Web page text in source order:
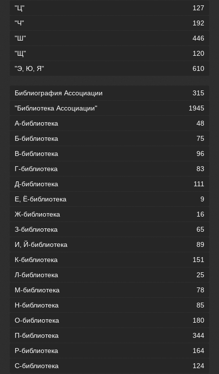
"Ц"
127
"Ч"
192
"Ш"
446
"Щ"
120
"Э, Ю, Я"
610
Библиография Ассоциации
315
"Библиотека Ассоциации"
1945
А-библиотека
48
Б-библиотека
75
В-библиотека
96
Г-библиотека
83
Д-библиотека
111
Е, Ё-библиотека
9
Ж-библиотека
16
З-библиотека
65
И, Й-библиотека
89
К-библиотека
151
Л-библиотека
25
М-библиотека
78
Н-библиотека
85
О-библиотека
180
П-библиотека
344
Р-библиотека
164
С-библиотека
124